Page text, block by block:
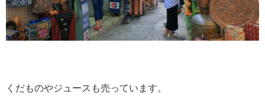
くだものやジュースも売っています。